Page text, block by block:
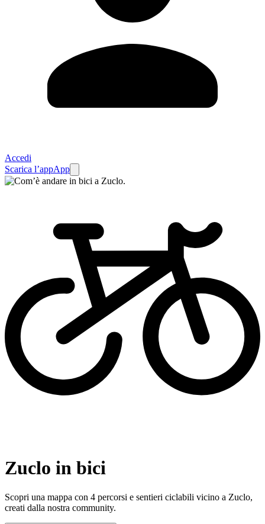
Accedi
Scarica l’appApp
Zuclo in bici
Scopri una mappa con 4 percorsi e sentieri ciclabili vicino a Zuclo,
creati dalla nostra community.